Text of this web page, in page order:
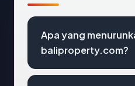
Apa yang
baliproperty.com?